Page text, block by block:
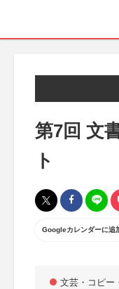
第7回 文
ト
Googleカレンダーに追
文芸・コピー